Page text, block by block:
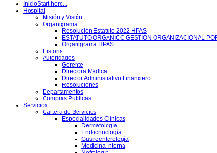
Intranet
Quipux
InicioStart here...
Hospital
Misión y Visión
Organigrama
Resolución Estatuto 2022 HPAS
ESTATUTO ORGANICO GESTION ORGANIZACIONAL
Organigrama HPAS
Historia
Autoridades
Gerente
Directora Médica
Director Administrativo Financiero
Resoluciones
Departamentos
Compras Publicas
Servicios
Cartera de Servicios
Especialidades Clínicas
Dermatología
Endocrinología
Gastroenterología
Medicina Interna